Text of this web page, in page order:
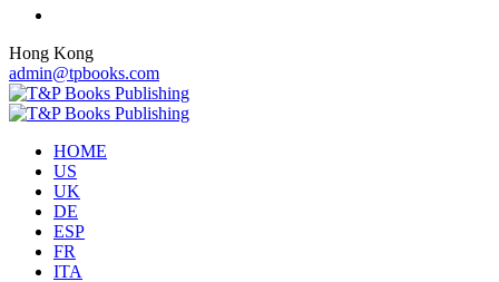
Hong Kong
admin@tpbooks.com
HOME
US
UK
DE
ESP
FR
ITA